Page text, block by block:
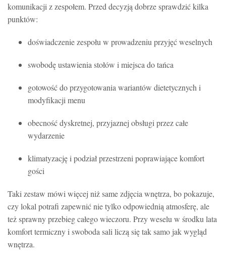
komunikacji z zespołem. Przed decyzją dobrze sprawdzić kilka
punktów:
doświadczenie zespołu w prowadzeniu przyjęć weselnych
swobodę ustawienia stołów i miejsca do tańca
gotowość do przygotowania wariantów dietetycznych i
modyfikacji menu
obecność dyskretnej, przyjaznej obsługi przez całe
wydarzenie
klimatyzację i podział przestrzeni poprawiające komfort
gości
Taki zestaw mówi więcej niż same zdjęcia wnętrza, bo pokazuje,
czy lokal potrafi zapewnić nie tylko odpowiednią atmosferę, ale
też sprawny przebieg całego wieczoru. Przy weselu w środku lata
komfort termiczny i swoboda sali liczą się tak samo jak wygląd
wnętrza.